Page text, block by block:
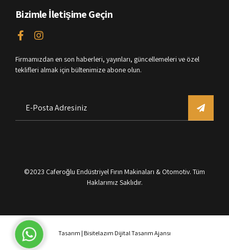
Bizimle İletişime Geçin
Firmamızdan en son haberleri, yayınları, güncellemeleri ve özel
teklifleri almak için bültenimize abone olun.
©2023 Caferoğlu Endüstriyel Fırın Makinaları & Otomotiv. Tüm
Haklarımız Saklıdır.
Tasarım | Bisitelazım Dijital Tasarım Ajansı
Çevrimiçi